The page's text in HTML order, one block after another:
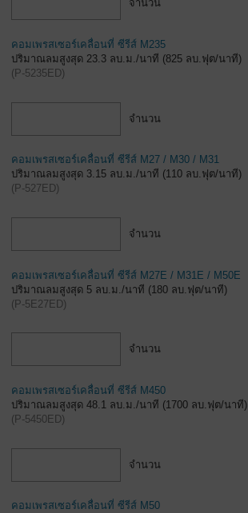
จำนวน
คอมเพรสเซอร์เคลื่อนที่ ซีรีส์ M235
ปริมาณลมสูงสุด 23.3 ลบ.ม./นาที (825 ลบ.ฟุต/นาที)
(P-5235ED)
จำนวน
คอมเพรสเซอร์เคลื่อนที่ ซีรีส์ M27 / M30 / M31
ปริมาณลมสูงสุด 3.15 ลบ.ม./นาที (110 ลบ.ฟุต/นาที)
(P-527ED)
จำนวน
คอมเพรสเซอร์เคลื่อนที่ ซีรีส์ M27E / M31E / M50E
ปริมาณลมสูงสุด 5 ลบ.ม./นาที (180 ลบ.ฟุต/นาที)
(P-5E27ED)
จำนวน
คอมเพรสเซอร์เคลื่อนที่ ซีรีส์ M450
ปริมาณลมสูงสุด 48.1 ลบ.ม./นาที (1700 ลบ.ฟุต/นาที)
(P-5450ED)
จำนวน
คอมเพรสเซอร์เคลื่อนที่ ซีรีส์ M50